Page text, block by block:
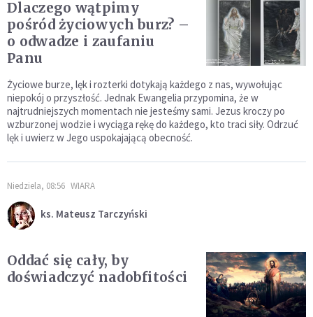
Dlaczego wątpimy
pośród życiowych burz? –
o odwadze i zaufaniu
Panu
Życiowe burze, lęk i rozterki dotykają każdego z nas, wywołując
niepokój o przyszłość. Jednak Ewangelia przypomina, że w
najtrudniejszych momentach nie jesteśmy sami. Jezus kroczy po
wzburzonej wodzie i wyciąga rękę do każdego, kto traci siły. Odrzuć
lęk i uwierz w Jego uspokajającą obecność.
Niedziela, 08:56 WIARA
ks. Mateusz Tarczyński
Oddać się cały, by
doświadczyć nadobfitości